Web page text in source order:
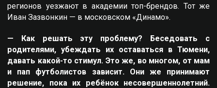
регионов уезжают в академии топ-брендов. Тот же
Иван Зазвонкин — в московском «Динамо».
— Как решать эту проблему? Беседовать с
родителями, убеждать их оставаться в Тюмени,
давать какой-то стимул. Это же, во многом, от мам
и пап футболистов зависит. Они же принимают
решение, пока их ребёнок несовершеннолетний.